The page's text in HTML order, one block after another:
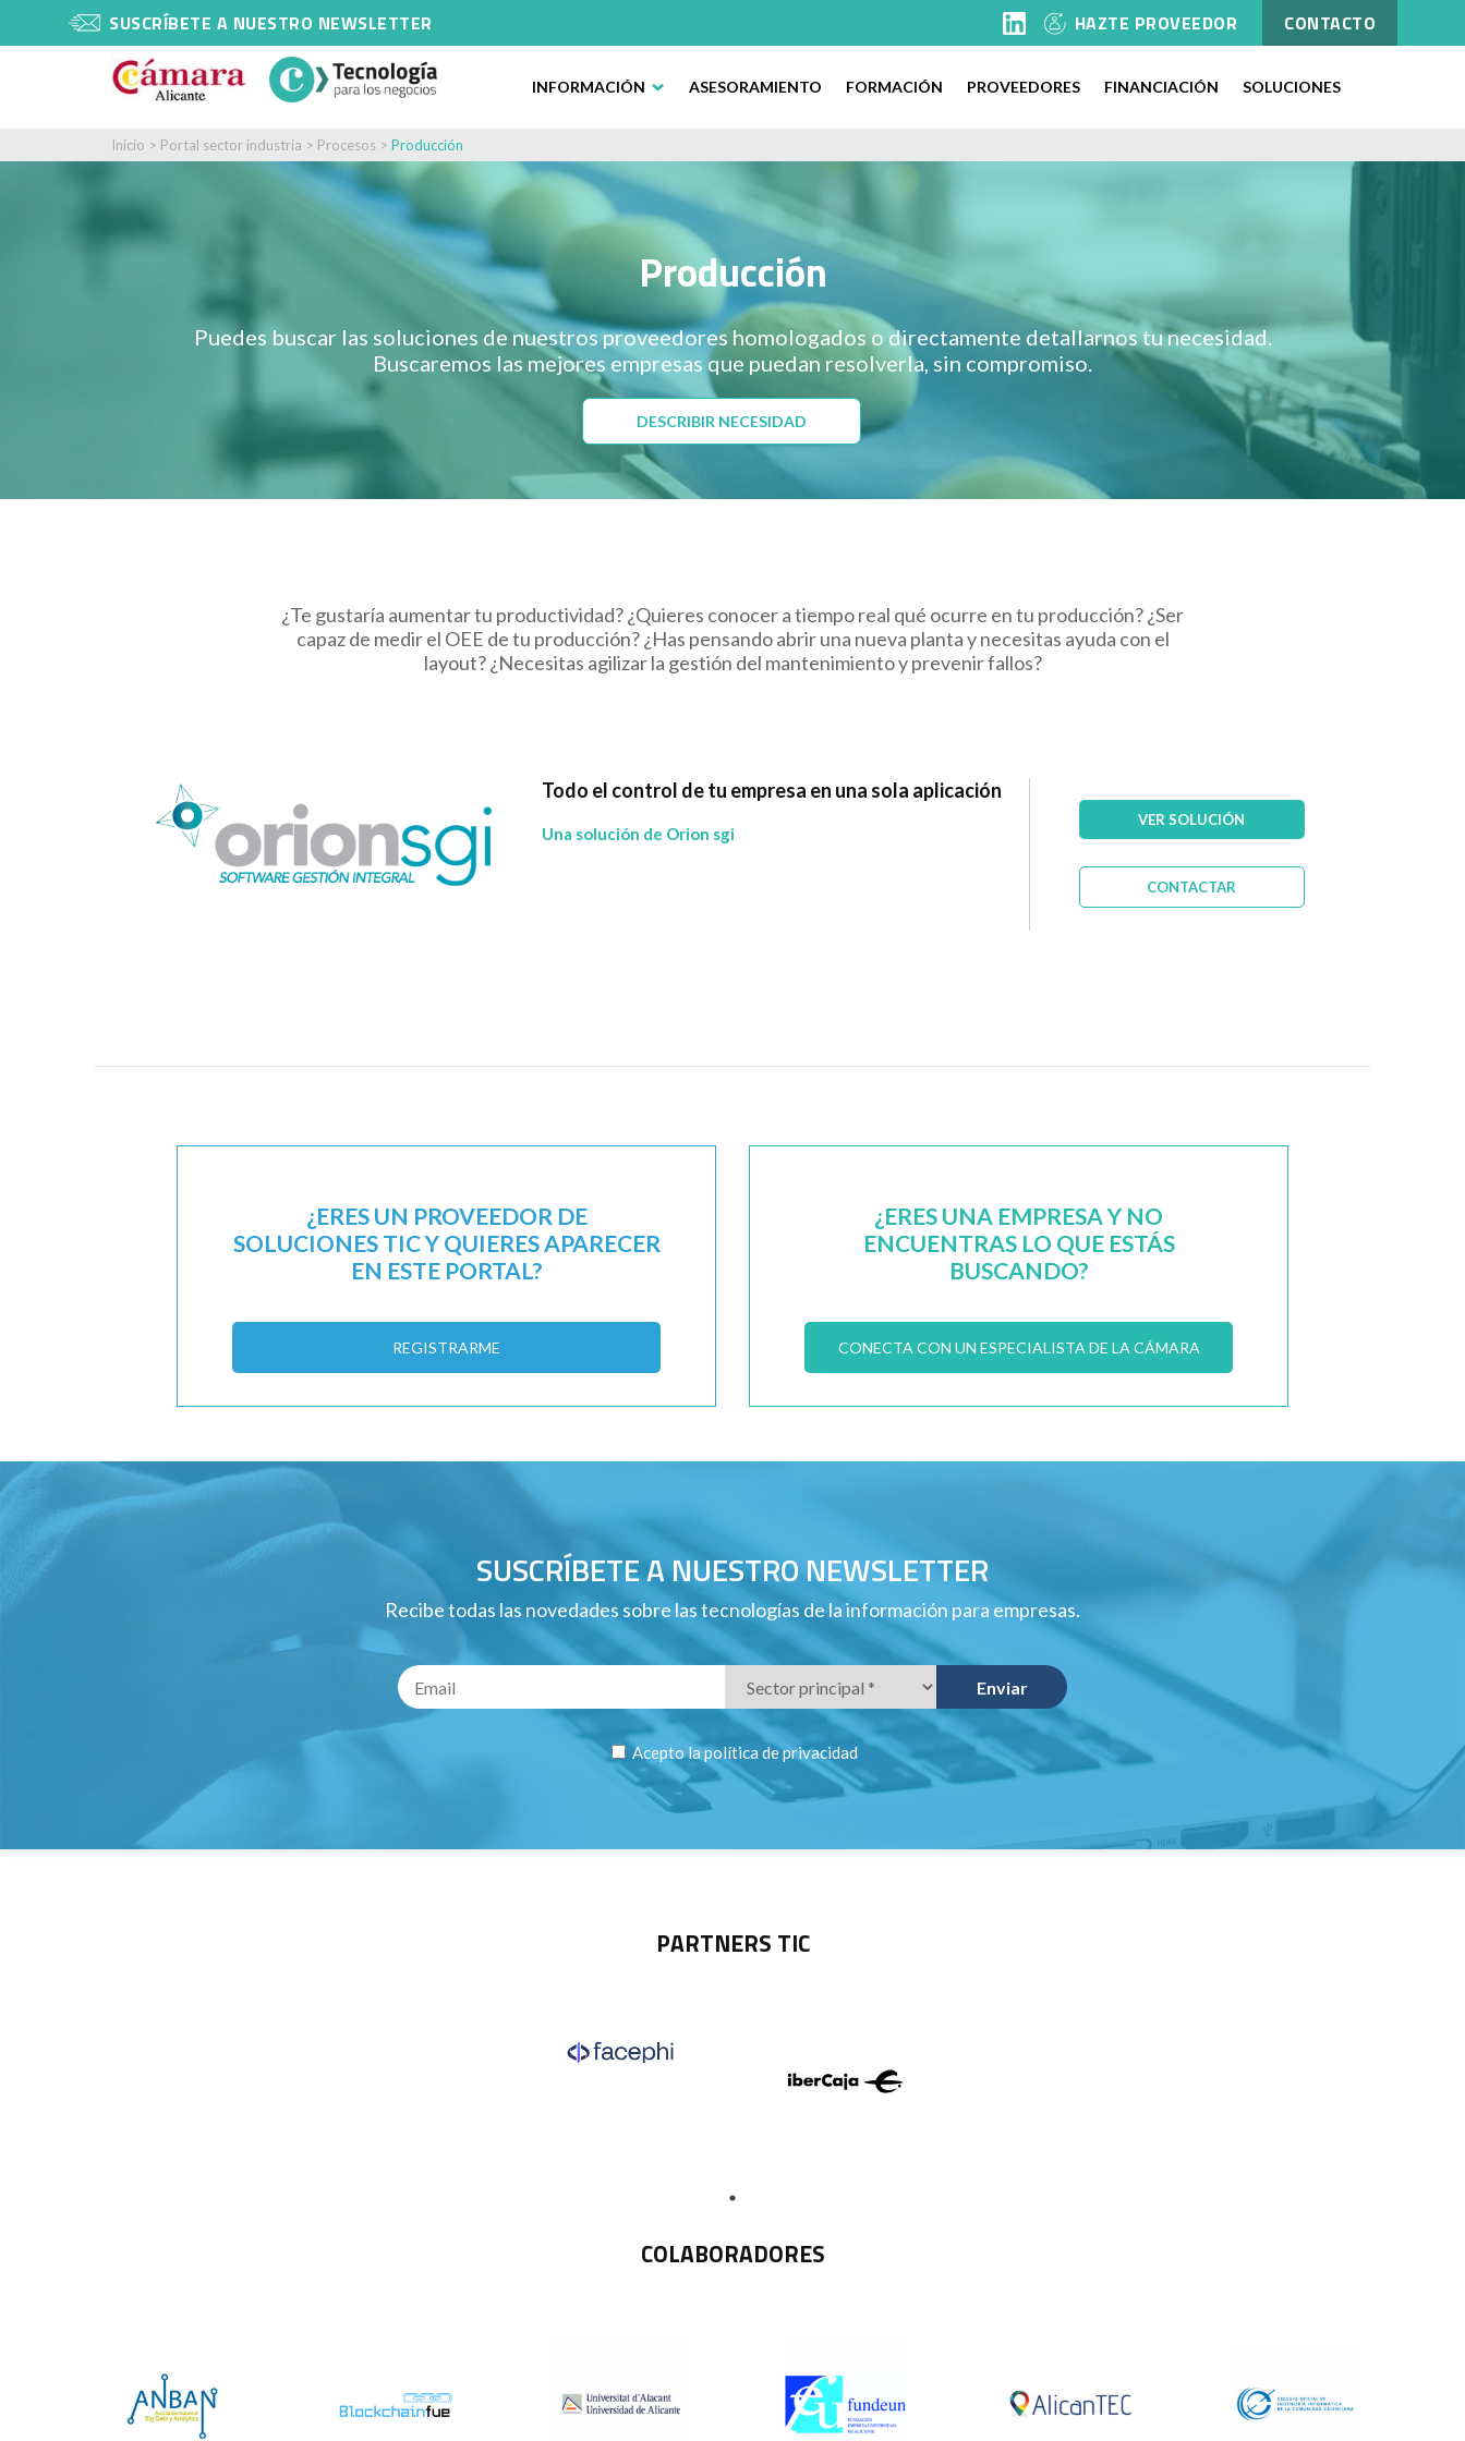
SUSCRÍBETE A NUESTRO NEWSLETTER HAZTE PROVEEDOR CONTACTO
INFORMACIÓN ASESORAMIENTO FORMACIÓN PROVEEDORES FINANCIACIÓN SOLUCIONES
Inicio > Portal sector industria > Procesos > Producción
Producción
Puedes buscar las soluciones de nuestros proveedores homologados o directamente detallarnos tu necesidad.
Buscaremos las mejores empresas que puedan resolverla, sin compromiso.
DESCRIBIR NECESIDAD
¿Te gustaría aumentar tu productividad? ¿Quieres conocer a tiempo real qué ocurre en tu producción? ¿Ser
capaz de medir el OEE de tu producción? ¿Has pensando abrir una nueva planta y necesitas ayuda con el
layout? ¿Necesitas agilizar la gestión del mantenimiento y prevenir fallos?
Todo el control de tu empresa en una sola aplicación
Una solución de Orion sgi
VER SOLUCIÓN
CONTACTAR
¿ERES UN PROVEEDOR DE
SOLUCIONES TIC Y QUIERES APARECER
EN ESTE PORTAL?
REGISTRARME
¿ERES UNA EMPRESA Y NO
ENCUENTRAS LO QUE ESTÁS
BUSCANDO?
CONECTA CON UN ESPECIALISTA DE LA CÁMARA
SUSCRÍBETE A NUESTRO NEWSLETTER
Recibe todas las novedades sobre las tecnologías de la información para empresas.
Acepto lapolítica de privacidad
PARTNERS TIC
COLABORADORES